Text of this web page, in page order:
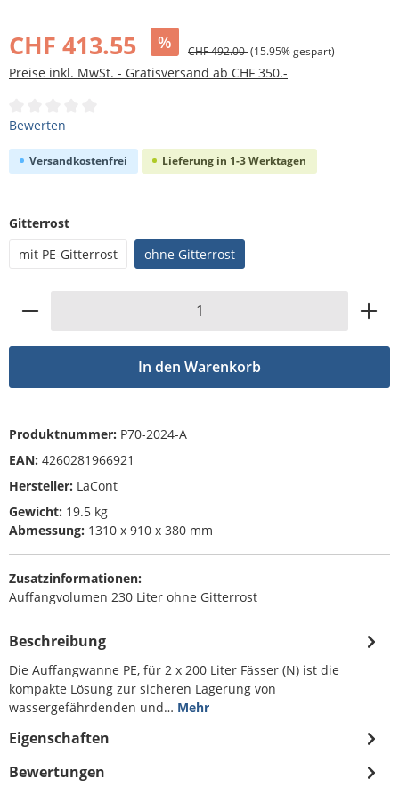
CHF 413.55 % CHF 492.00(15.95% gespart)
Preise inkl. MwSt. - Gratisversand ab CHF 350.-
Durchschnittliche Bewertung von 0 von 5 Sternen
Bewerten
Versandkostenfrei Lieferung in 1-3 Werktagen
Gitterrostauswählen
mit PE-Gitterrost
ohne Gitterrost
Produkt Anzahl: Gib den gewünschten
In den Warenkorb
Produktnummer: P70-2024-A
EAN: 4260281966921
Hersteller: LaCont
Gewicht: 19.5 kg
Abmessung: 1310 x 910 x 380 mm
Zusatzinformationen:
Auffangvolumen 230 Liter ohne Gitterrost
Beschreibung
Die Auffangwanne PE, für 2 x 200 Liter Fässer (N) ist die
kompakte Lösung zur sicheren Lagerung von
wassergefährdenden und… Mehr
Eigenschaften
Bewertungen